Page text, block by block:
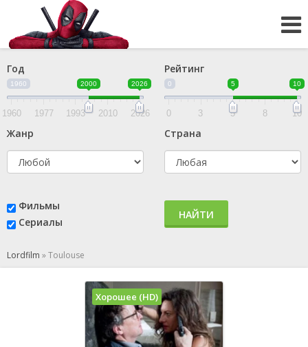
Год
1960 2000 2026
1960 1977 1993 2010 2026
Рейтинг
0 5 10
0 3 5 8 10
Жанр Страна
Фильмы
Сериалы
НАЙТИ
Lordfilm »Toulouse
Хорошее (HD)